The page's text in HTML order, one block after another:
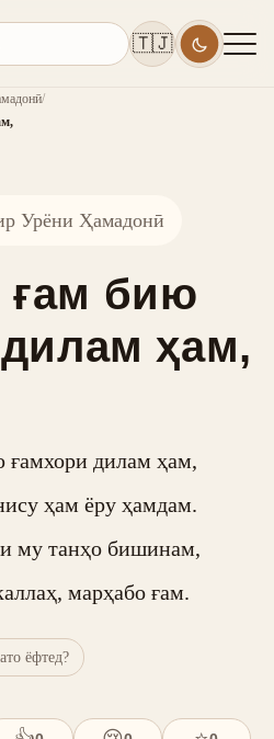
🇹🇯
/
Урёни Ҳамадонӣ
ғам бию
ҳам,
дилам ҳам,
ҳам ёру ҳамдам.
му танҳо бишинам,
марҳабо ғам.
ёфтед?